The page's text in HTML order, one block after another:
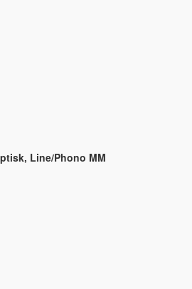
Line/Phono MM